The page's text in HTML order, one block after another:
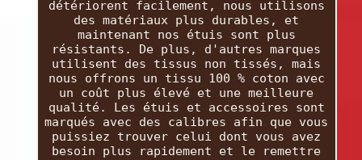
détériorent facilement, nous utilisons
des matériaux plus durables, et
maintenant nos étuis sont plus
résistants. De plus, d'autres marques
utilisent des tissus non tissés, mais
nous offrons un tissu 100 % coton avec
un coût plus élevé et une meilleure
qualité. Les étuis et accessoires sont
marqués avec des calibres afin que vous
puissiez trouver celui dont vous avez
besoin plus rapidement et le remettre